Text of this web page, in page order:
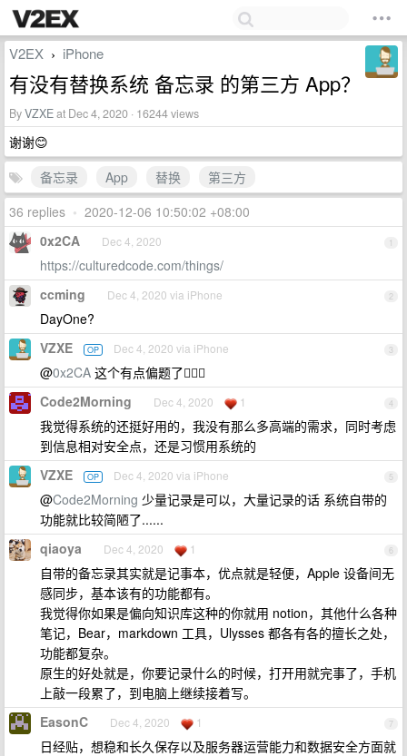
V2EX › iPhone
有没有替换系统 备忘录 的第三方 App？
ByVZXEat Dec 4, 2020 · 16244 views
谢谢😊
备忘录
App 替换
第三方
36 replies • 2020-12-06 10:50:02 +08:00
1
0x2CA Dec 4, 2020
https://culturedcode.com/things/
2
ccming Dec 4, 2020 via iPhone
DayOne?
3
VZXE OP Dec 4, 2020 via iPhone
@0x2CA 这个有点偏题了🤦🏻‍♂️
4
Code2Morning Dec 4, 2020 1
我觉得系统的还挺好用的，我没有那么多高端的需求，同时考虑
到信息相对安全点，还是习惯用系统的
5
VZXE OP Dec 4, 2020 via iPhone
@Code2Morning 少量记录是可以，大量记录的话 系统自带的
功能就比较简陋了......
6
qiaoya Dec 4, 2020 1
自带的备忘录其实就是记事本，优点就是轻便，Apple 设备间无
感同步，基本该有的功能都有。
我觉得你如果是偏向知识库这种的你就用 notion，其他什么各种
笔记，Bear，markdown 工具，Ulysses 都各有各的擅长之处，
功能都复杂。
原生的好处就是，你要记录什么的时候，打开用就完事了，手机
上敲一段累了，到电脑上继续接着写。
7
EasonC Dec 4, 2020 1
日经贴，想稳和长久保存以及服务器运营能力和数据安全方面就